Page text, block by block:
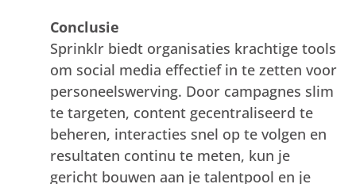
Conclusie
Sprinklr biedt organisaties krachtige tools
om social media effectief in te zetten voor
personeelswerving. Door campagnes slim
te targeten, content gecentraliseerd te
beheren, interacties snel op te volgen en
resultaten continu te meten, kun je
gericht bouwen aan je talentpool en je